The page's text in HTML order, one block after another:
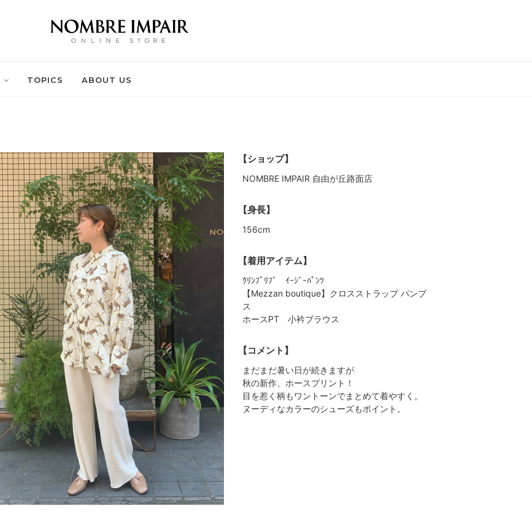
TOPICS ABOUT US
【ショップ】
NOMBRE IMPAIR 自由が丘路面店
【身長】
156cm
【着用アイテム】
ｸﾘﾝﾌﾟﾘﾌﾞ ｲｰｼﾞｰﾊﾟﾝﾂ
【Mezzan boutique】クロスストラップ パンプ
ス
ホースPT 小衿ブラウス
【コメント】
まだまだ暑い日が続きますが
秋の新作、ホースプリント！
目を惹く柄もワントーンでまとめて着やすく。
ヌーディなカラーのシューズもポイント。